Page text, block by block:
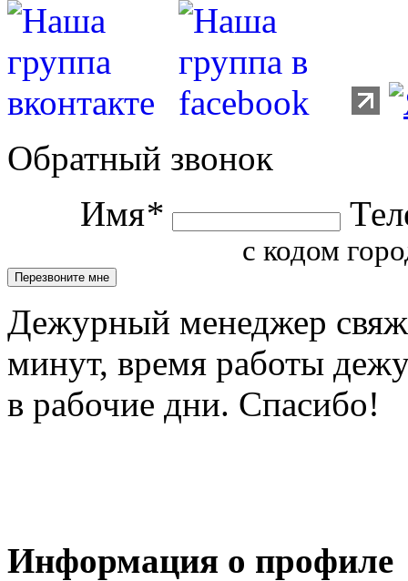
Обратный звонок
Имя*
с кодом
Дежурный менеджер
минут, время работы
в рабочие дни. Спасибо!
Информация о профиле